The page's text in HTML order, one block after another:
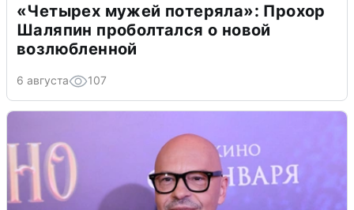
«Четырех мужей потеряла»: Прохор
Шаляпин проболтался о новой
возлюбленной
6 августа 107